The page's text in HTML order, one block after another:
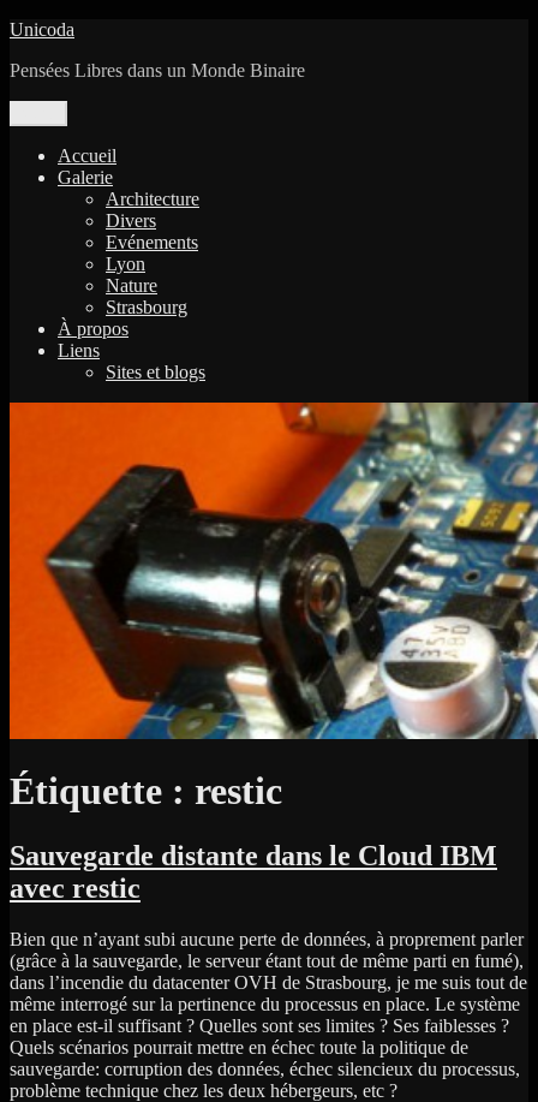
Aller
contenu
Unicoda
Pensées Libres dans un Monde Binaire
Accueil
Galerie
Architecture
Divers
Evénements
Lyon
Nature
Strasbourg
À propos
Liens
Sites et blogs
Étiquette : restic
Sauvegarde distante dans le Cloud IBM
avec restic
Bien que n’ayant subi aucune perte de données, à proprement parler
(grâce à la sauvegarde, le serveur étant tout de même parti en fumé),
dans l’incendie du datacenter OVH de Strasbourg, je me suis tout de
même interrogé sur la pertinence du processus en place. Le système
en place est-il suffisant ? Quelles sont ses limites ? Ses faiblesses ?
Quels scénarios pourrait mettre en échec toute la politique de
sauvegarde: corruption des données, échec silencieux du processus,
problème technique chez les deux hébergeurs, etc ?